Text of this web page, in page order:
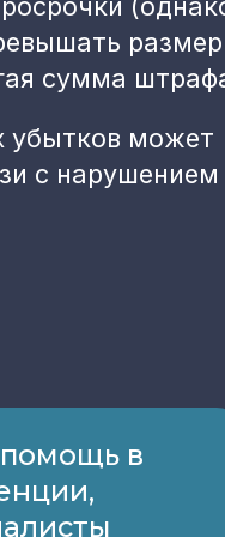
размер
сумма
убытков может
с нарушением
в